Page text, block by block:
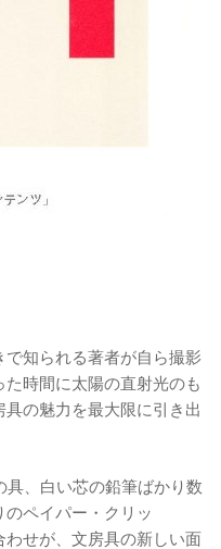
知られる著者が自ら撮影
時間に太陽の直射光のも
の魅力を最大限に引き出
、白い芯の鉛筆ばかり数
ペイパー・クリッ
せが、文房具の新しい面